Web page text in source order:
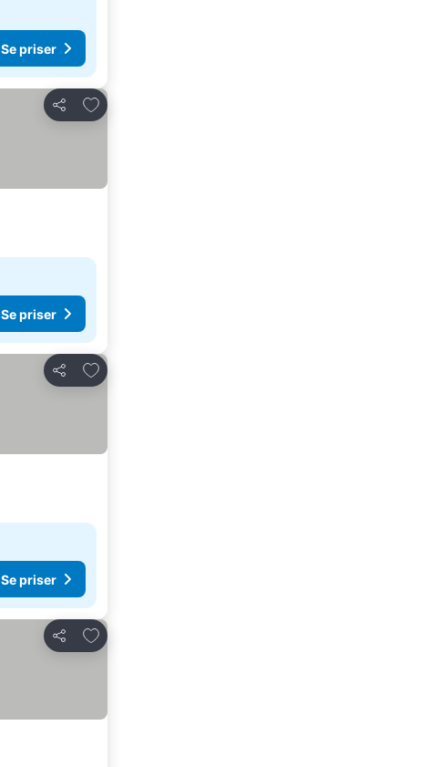
Se priser
Del
Føj til favoritter
Se priser
Del
Føj til favoritter
Se priser
Del
Føj til favoritter